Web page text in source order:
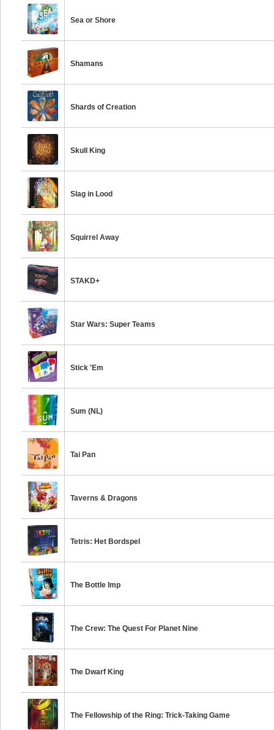
Sea or Shore
Shamans
Shards of Creation
Skull King
Slag in Lood
Squirrel Away
STAKD+
Star Wars: Super Teams
Stick 'Em
Sum (NL)
Tai Pan
Taverns & Dragons
Tetris: Het Bordspel
The Bottle Imp
The Crew: The Quest For Planet Nine
The Dwarf King
The Fellowship of the Ring: Trick-Taking Game